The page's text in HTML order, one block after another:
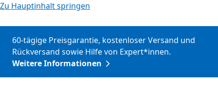
Zu Hauptinhalt springen
60-tägige Preisgarantie, kostenloser Versand und
Rückversand sowie Hilfe von Expert*innen.
Weitere Informationen